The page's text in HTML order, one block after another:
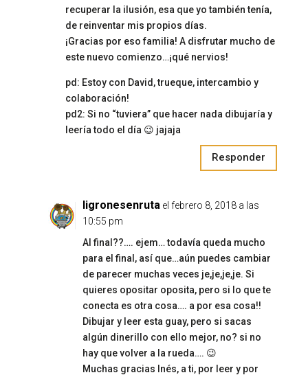
recuperar la ilusión, esa que yo también tenía,
de reinventar mis propios días.
¡Gracias por eso familia! A disfrutar mucho de
este nuevo comienzo…¡qué nervios!
pd: Estoy con David, trueque, intercambio y
colaboración!
pd2: Si no “tuviera” que hacer nada dibujaría y
leería todo el día 😉 jajaja
Responder
ligronesenruta el febrero 8, 2018 a las
10:55 pm
Al final??…. ejem… todavía queda mucho
para el final, así que…aún puedes cambiar
de parecer muchas veces je,je,je,je. Si
quieres opositar oposita, pero si lo que te
conecta es otra cosa…. a por esa cosa!!
Dibujar y leer esta guay, pero si sacas
algún dinerillo con ello mejor, no? si no
hay que volver a la rueda…. 😉
Muchas gracias Inés, a ti, por leer y por